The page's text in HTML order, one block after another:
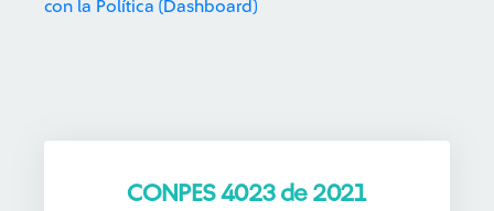
con la Política (Dashboard)
CONPES 4023 de 2021